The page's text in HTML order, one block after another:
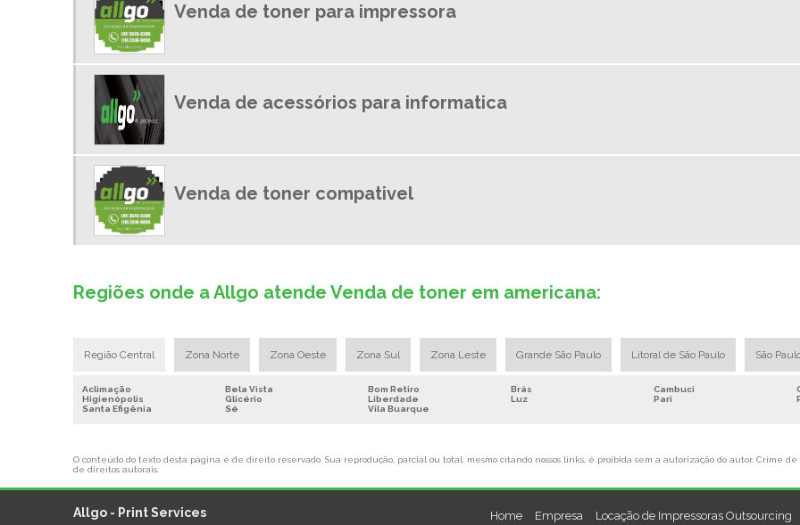
Venda de toner para impressora
Venda de acessórios para informatica
Venda de toner compativel
Regiões onde a Allgo atende Venda de toner em americana:
Região Central Zona Norte Zona Oeste Zona Sul Zona Leste Grande São Paulo Litoral de São Paulo São
Aclimação Bela Vista Bom Retiro Brás Cambuci
Higienópolis
Glicério Liberdade Luz Pari
Santa Efigênia
Sé Vila Buarque
O conteúdo do texto desta página é de direito reservado. Sua reprodução, parcial ou total, mesmo citando nossos links, é proibida sem a autorização do autor. Crime
de direitos autorais
Allgo - Print Services Home Empresa Locação de Impressoras Outsourcing